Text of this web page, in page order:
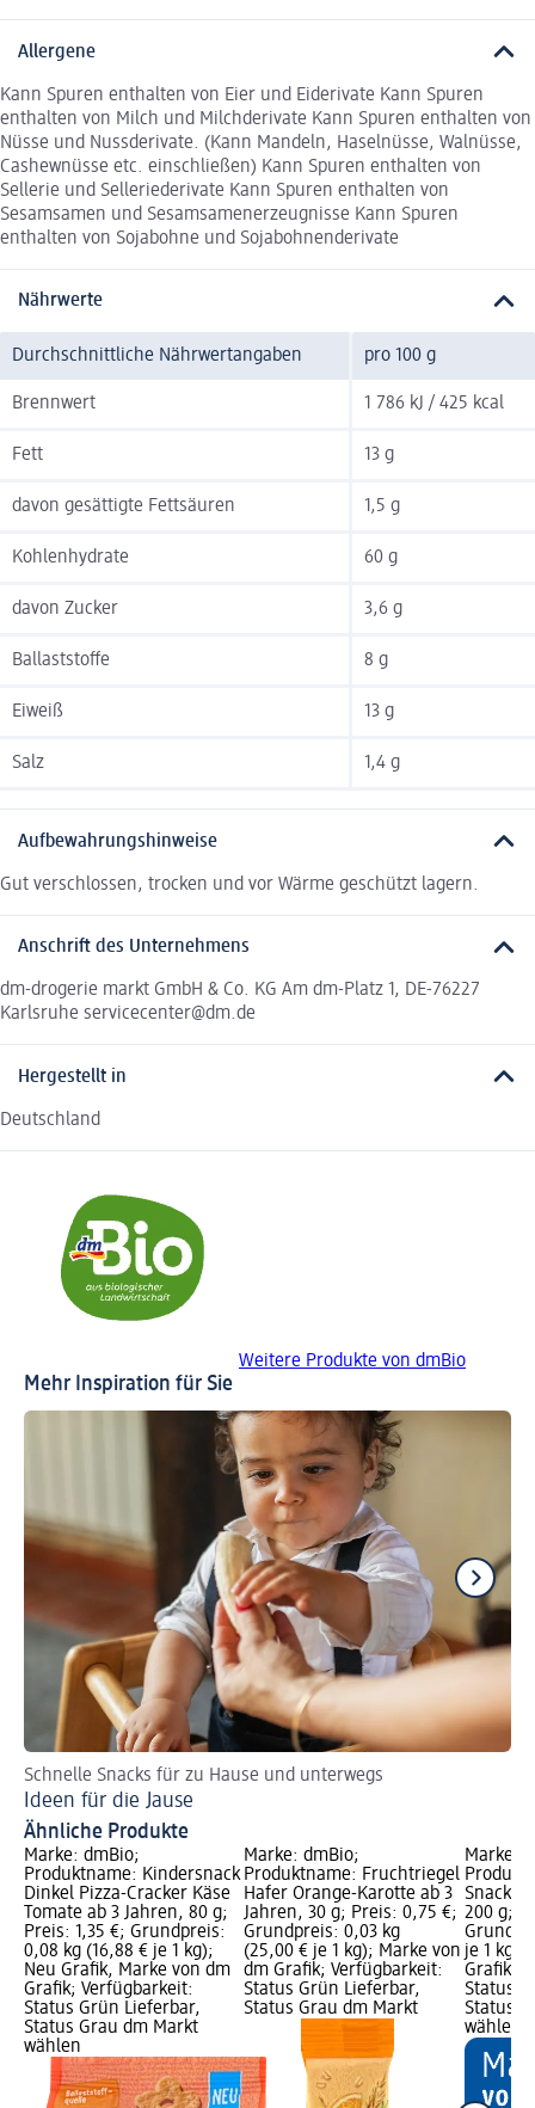
Allergene
Kann Spuren enthalten von Eier und Eiderivate Kann Spuren
enthalten von Milch und Milchderivate Kann Spuren enthalten von
Nüsse und Nussderivate. (Kann Mandeln, Haselnüsse, Walnüsse,
Cashewnüsse etc. einschließen) Kann Spuren enthalten von
Sellerie und Selleriederivate Kann Spuren enthalten von
Sesamsamen und Sesamsamenerzeugnisse Kann Spuren
enthalten von Sojabohne und Sojabohnenderivate
Nährwerte
Durchschnittliche Nährwertangaben pro 100 g
Brennwert 1 786 kJ / 425 kcal
Fett 13 g
davon gesättigte Fettsäuren 1,5 g
Kohlenhydrate 60 g
davon Zucker 3,6 g
Ballaststoffe 8 g
Eiweiß 13 g
Salz 1,4 g
Aufbewahrungshinweise
Gut verschlossen, trocken und vor Wärme geschützt lagern.
Anschrift des Unternehmens
dm-drogerie markt GmbH & Co. KG Am dm-Platz 1, DE-76227
Karlsruhe servicecenter@dm.de
Hergestellt in
Deutschland
Weitere Produkte von dmBio
Mehr Inspiration für Sie
Schnelle Snacks für zu Hause und unterwegs
Ideen für die Jause
Ähnliche Produkte
Marke: dmBio;
Produktname: Kindersnack
Dinkel Pizza-Cracker Käse
Tomate ab 3 Jahren, 80 g;
Preis: 1,35 €; Grundpreis:
0,08 kg (16,88 € je 1 kg);
Neu Grafik, Marke von dm
Grafik; Verfügbarkeit:
Status Grün Lieferbar,
Status Grau dm Markt
wählen
Marke: dmBio;
Produktname: Fruchtriegel
Hafer Orange-Karotte ab 3
Jahren, 30 g; Preis: 0,75 €;
Grundpreis: 0,03 kg
(25,00 € je 1 kg); Marke von
dm Grafik; Verfügbarkeit:
Status Grün Lieferbar,
Status Grau dm Markt
Marke:
Snack
200 g;
je 1 kg);
Grafik;
Status
Status
wählen